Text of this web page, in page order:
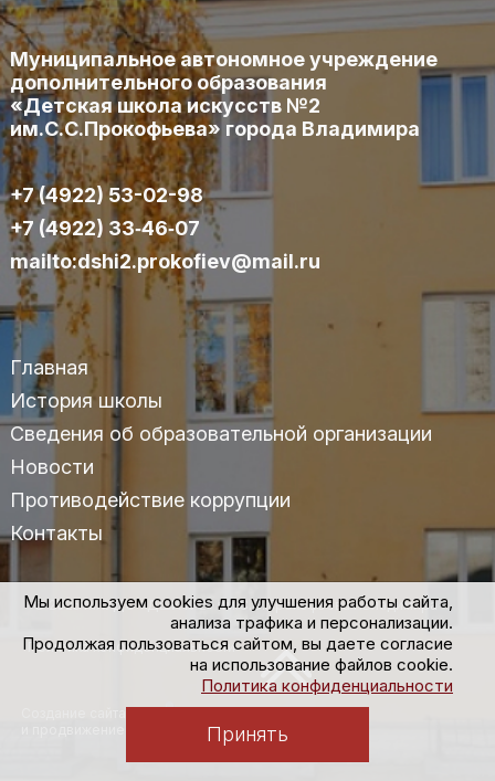
Мы используем cookies для улучшения работы сайта,
анализа трафика и персонализации.
Продолжая пользоваться сайтом, вы даете согласие
на использование файлов cookie.
Политика конфиденциальности
Принять
Муниципальное автономное учреждение
дополнительного образования
«Детская школа искусств №2
им.С.С.Прокофьева» города Владимира
+7 (4922) 53-02-98
+7 (4922) 33‑46‑07
mailto:dshi2.prokofiev@mail.ru
Главная
История школы
Сведения об образовательной организации
Новости
Противодействие коррупции
Контакты
© 2025 МАУДО «ДШИ №2» им.С.С.Прокофьева г.Владимира
Политика конфиденциальности